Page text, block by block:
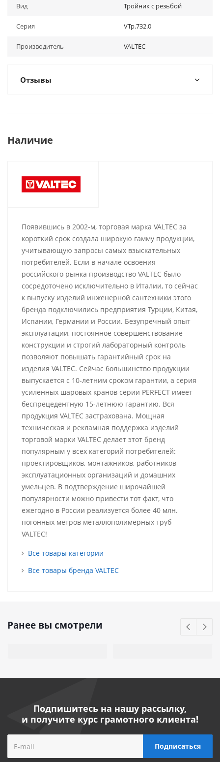
Вид Тройник с резьбой
Серия VTp.732.0
Производитель VALTEC
Отзывы
Наличие
Появившись в 2002-м, торговая марка VALTEC за
короткий срок создала широкую гамму продукции,
учитывающую запросы самых взыскательных
потребителей. Если в начале освоения
российского рынка производство VALTEC было
сосредоточено исключительно в Италии, то сейчас
к выпуску изделий инженерной сантехники этого
бренда подключились предприятия Турции, Китая,
Испании, Германии и России. Безупречный опыт
эксплуатации, постоянное совершенствование
конструкции и строгий лабораторный контроль
позволяют повышать гарантийный срок на
изделия VALTEC. Сейчас большинство продукции
выпускается с 10-летним сроком гарантии, а серия
усиленных шаровых кранов серии PERFECT имеет
беспрецедентную 15-летнюю гарантию. Вся
продукция VALTEC застрахована. Мощная
техническая и рекламная поддержка изделий
торговой марки VALTEC делает этот бренд
популярным у всех категорий потребителей:
проектировщиков, монтажников, работников
эксплуатационных организаций и домашних
умельцев. В подтверждение широчайшей
популярности можно привести тот факт, что
ежегодно в России реализуется более 40 млн.
погонных метров металлополимерных труб
VALTEC!
Все товары категории
Все товары бренда VALTEC
Ранее вы смотрели
Подпишитесь на нашу рассылку,
и получите курс грамотного клиента!